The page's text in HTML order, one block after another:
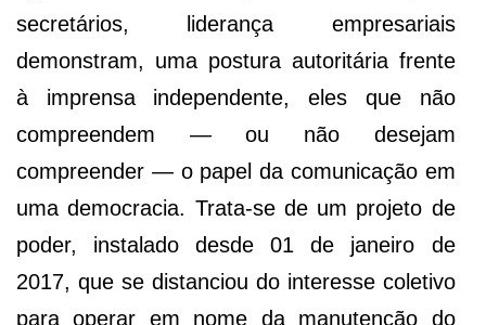
secretários, liderança empresariais
demonstram, uma postura autoritária frente
à imprensa independente, eles que não
compreendem — ou não desejam
compreender — o papel da comunicação em
uma democracia. Trata-se de um projeto de
poder, instalado desde 01 de janeiro de
2017, que se distanciou do interesse coletivo
para operar em nome da manutenção do